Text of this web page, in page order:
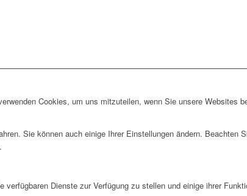
Cookies, um uns mitzuteilen, wenn Sie unsere Websites
Sie können auch einige Ihrer Einstellungen ändern.
Dienste zur Verfügung zu stellen und einige ihrer